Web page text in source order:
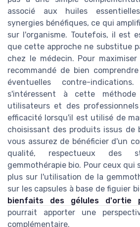
associé aux huiles
synergies bénéfiques, ce qui
sur l'organisme. Toutefois, il est
que cette approche ne substitue
chez le médecin. Pour
recommandé de bien
éventuelles contre-
s'intéressent à cette
utilisateurs et des
efficacité lorsqu'il est utilisé de
choisissant des produits issus de
vous assurez de bénéficier d'un
qualité, respectueux des
gemmothérapie bio. Pour ceux qui
plus sur l'utilisation de la
sur les capsules à base de figuier
bienfaits des gélules d'ortie
pourrait apporter une
complémentaire.